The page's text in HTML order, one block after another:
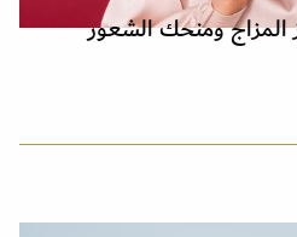
المزاج ومنحك الشعور